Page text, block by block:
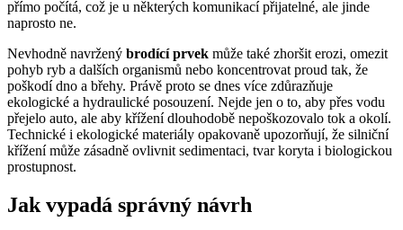
přímo počítá, což je u některých komunikací přijatelné, ale jinde
naprosto ne.
Nevhodně navržený brodící prvek může také zhoršit erozi, omezit
pohyb ryb a dalších organismů nebo koncentrovat proud tak, že
poškodí dno a břehy. Právě proto se dnes více zdůrazňuje
ekologické a hydraulické posouzení. Nejde jen o to, aby přes vodu
přejelo auto, ale aby křížení dlouhodobě nepoškozovalo tok a okolí.
Technické i ekologické materiály opakovaně upozorňují, že silniční
křížení může zásadně ovlivnit sedimentaci, tvar koryta i biologickou
prostupnost.
Jak vypadá správný návrh